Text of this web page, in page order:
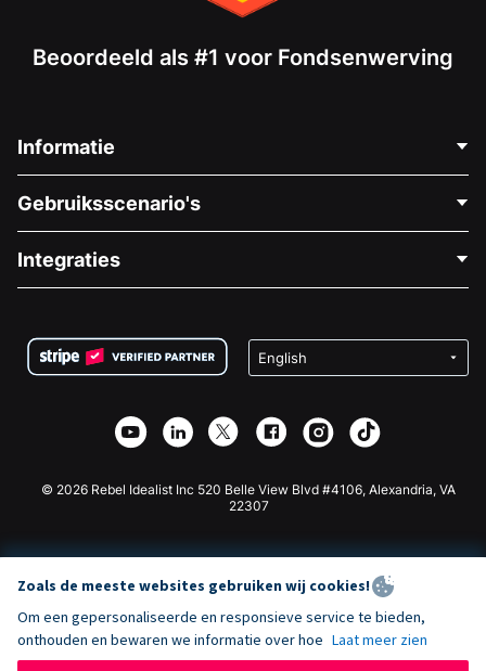
Beoordeeld als #1 voor Fondsenwerving
Informatie
Over Ons
Vacatures
Privacy
Affiliate Partnerschap
Gebruiksscenario's
Medische Fondsenwerving
Goede Doelen Fondsenwerving
Integraties
Wix Donatie Plugin
Webflow Donatie App
Joomla Donatie
© 2026 Rebel Idealist Inc 520 Belle View Blvd #4106, Alexandria, VA
22307
Zoals de meeste websites gebruiken wij cookies!
Om een gepersonaliseerde en responsieve service te bieden,
onthouden en bewaren we informatie over hoe Laat meer zien